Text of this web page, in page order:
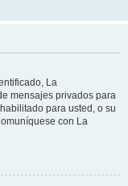
La
mensajes privados para
para usted, o su
con La